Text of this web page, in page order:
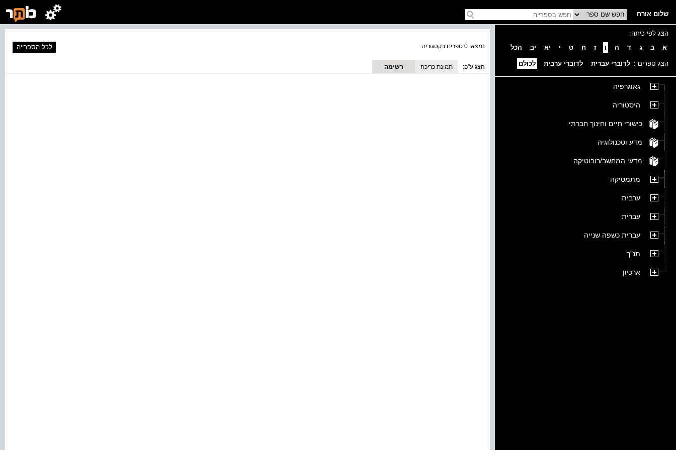
שלום אורח
הצג לפי כיתה:
א
ב ג ד ה ו ז ח ט י יא יב הכל
הצג ספרים : לדוברי עברית לדוברי ערבית לכולם
גאוגרפיה
היסטוריה
כישורי חיים וחינוך חברתי
מדע וטכנולוגיה
מדעי המחשב/רובוטיקה
מתמטיקה
ערבית
עברית
עברית כשפה שנייה
תנ"ך
ארכיון
נמצאו 0 ספרים בקטגוריה לכל הספרייה
הצג ע''פ: תמונת כריכה רשימה